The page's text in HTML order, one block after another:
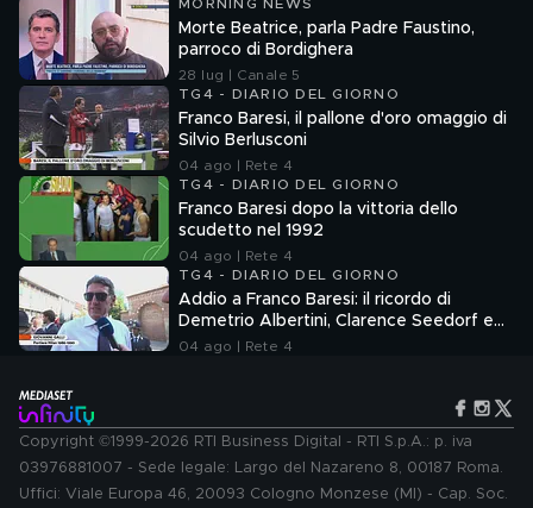
MORNING NEWS
Morte Beatrice, parla Padre Faustino,
parroco di Bordighera
28 lug | Canale 5
TG4 - DIARIO DEL GIORNO
Franco Baresi, il pallone d'oro omaggio di
Silvio Berlusconi
04 ago | Rete 4
TG4 - DIARIO DEL GIORNO
Franco Baresi dopo la vittoria dello
scudetto nel 1992
04 ago | Rete 4
TG4 - DIARIO DEL GIORNO
Addio a Franco Baresi: il ricordo di
Demetrio Albertini, Clarence Seedorf e
Giovanni Galli
04 ago | Rete 4
Copyright ©1999-2026 RTI Business Digital - RTI S.p.A.: p. iva
03976881007 - Sede legale: Largo del Nazareno 8, 00187 Roma.
Uffici: Viale Europa 46, 20093 Cologno Monzese (MI) - Cap. Soc.